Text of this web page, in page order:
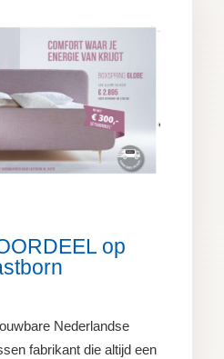
op
Nederlandse
fabrikant die altijd een